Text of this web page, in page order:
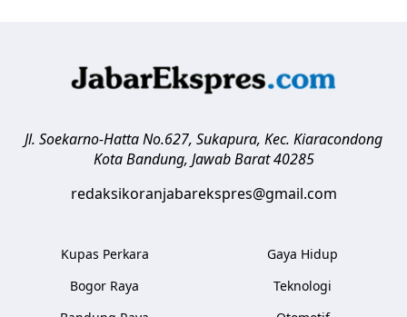
Jl. Soekarno-Hatta No.627, Sukapura, Kec. Kiaracondong
Kota Bandung, Jawab Barat 40285
redaksikoranjabarekspres@gmail.com
Kupas Perkara
Bogor Raya
Gaya Hidup
Teknologi